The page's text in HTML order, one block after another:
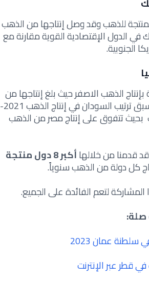
للذهب وقد وصل إنتاجها من الذهب
المكسيك في الدول الإقتصادية القوية مقارنة مع
الجنوبية.
الذهب الاصفر حيث بلغ إنتاجها من
الذهب مركز متقدم بإنتاج وقدره 100 طن وهي تسبق ترتيب السودان في إنتاج الذهب 2021-
بحيث تتفوق على إنتاج مصر من الذهب
قدمنا من خلالها
أكبر 8 دول منتجة
كل دولة من الذهب سنوياً.
لتعم الفائدة على الجميع.
صلة:
عمان 2023
قطر عبر الإنترنت